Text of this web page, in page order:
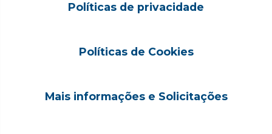
Políticas de privacidade
Políticas de Cookies
Mais informações e Solicitações